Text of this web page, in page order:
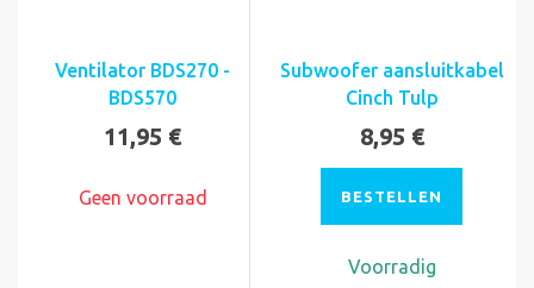
Ventilator BDS270 -
BDS570
11,95 €
Geen voorraad
Subwoofer aansluitkabel
Cinch Tulp
8,95 €
BESTELLEN
Voorradig